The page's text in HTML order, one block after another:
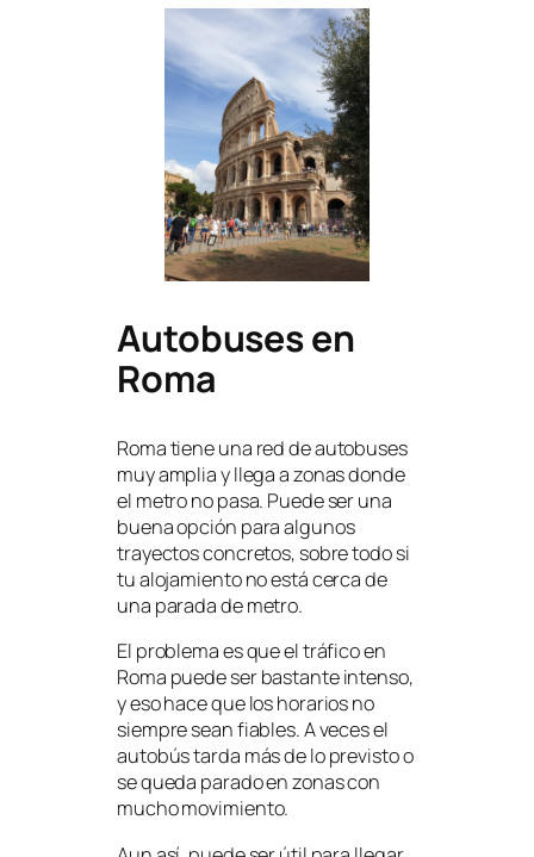
Autobuses en
Roma
Roma tiene una red de autobuses
muy amplia y llega a zonas donde
el metro no pasa. Puede ser una
buena opción para algunos
trayectos concretos, sobre todo si
tu alojamiento no está cerca de
una parada de metro.
El problema es que el tráfico en
Roma puede ser bastante intenso,
y eso hace que los horarios no
siempre sean fiables. A veces el
autobús tarda más de lo previsto o
se queda parado en zonas con
mucho movimiento.